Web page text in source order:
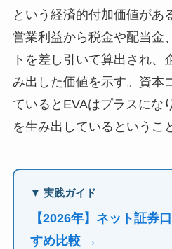
という経済的付加価値があ
営業利益から税金や配当金
トを差し引いて算出され、
み出した価値を示す。資本
ているとEVAはプラスにな
を生み出しているというこ
▼ 実践ガイド
【2026年】ネット証券
すめ比較 →